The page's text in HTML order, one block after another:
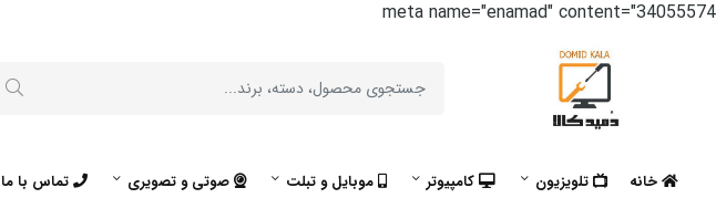
meta name="enamad" content="34055574
خانه تلویزیون کامپیوتر موبایل و تبلت صوتی و تصویری تماس با ما